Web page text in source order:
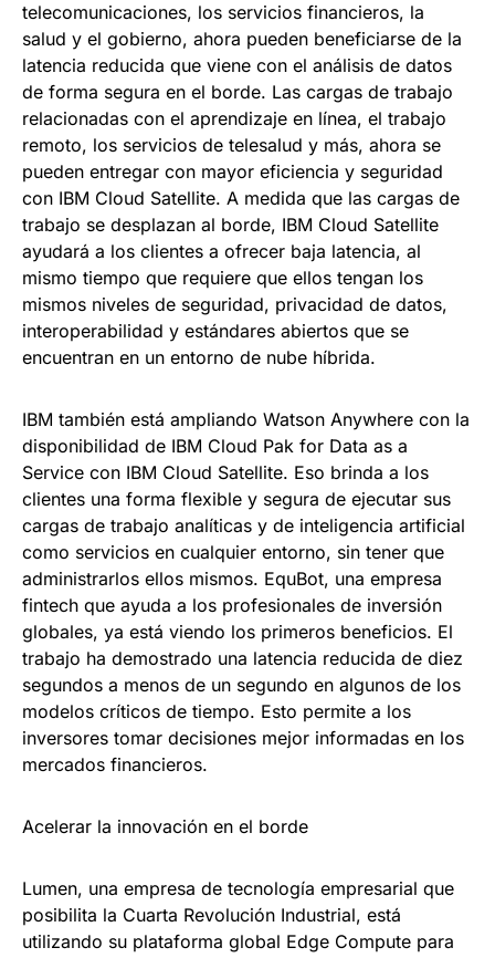
telecomunicaciones, los servicios financieros, la
salud y el gobierno, ahora pueden beneficiarse de la
latencia reducida que viene con el análisis de datos
de forma segura en el borde. Las cargas de trabajo
relacionadas con el aprendizaje en línea, el trabajo
remoto, los servicios de telesalud y más, ahora se
pueden entregar con mayor eficiencia y seguridad
con IBM Cloud Satellite. A medida que las cargas de
trabajo se desplazan al borde, IBM Cloud Satellite
ayudará a los clientes a ofrecer baja latencia, al
mismo tiempo que requiere que ellos tengan los
mismos niveles de seguridad, privacidad de datos,
interoperabilidad y estándares abiertos que se
encuentran en un entorno de nube híbrida.
IBM también está ampliando Watson Anywhere con la
disponibilidad de IBM Cloud Pak for Data as a
Service con IBM Cloud Satellite. Eso brinda a los
clientes una forma flexible y segura de ejecutar sus
cargas de trabajo analíticas y de inteligencia artificial
como servicios en cualquier entorno, sin tener que
administrarlos ellos mismos. EquBot, una empresa
fintech que ayuda a los profesionales de inversión
globales, ya está viendo los primeros beneficios. El
trabajo ha demostrado una latencia reducida de diez
segundos a menos de un segundo en algunos de los
modelos críticos de tiempo. Esto permite a los
inversores tomar decisiones mejor informadas en los
mercados financieros.
Acelerar la innovación en el borde
Lumen, una empresa de tecnología empresarial que
posibilita la Cuarta Revolución Industrial, está
utilizando su plataforma global Edge Compute para